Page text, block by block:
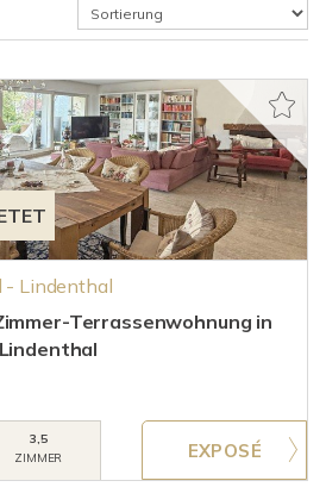
- Lindenthal
Terrassenwohnung in
3,5
ZIMMER